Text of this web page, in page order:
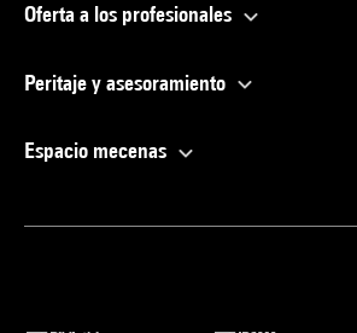
Oferta a los profesionales
Peritaje y asesoramiento
Espacio mecenas